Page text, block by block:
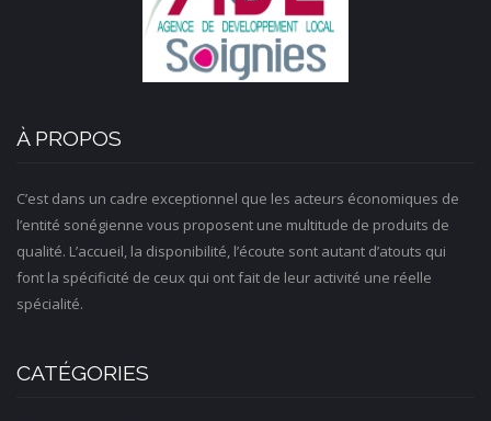
À PROPOS
C’est dans un cadre exceptionnel que les acteurs économiques de
l’entité sonégienne vous proposent une multitude de produits de
qualité. L’accueil, la disponibilité, l’écoute sont autant d’atouts qui
font la spécificité de ceux qui ont fait de leur activité une réelle
spécialité.
CATÉGORIES